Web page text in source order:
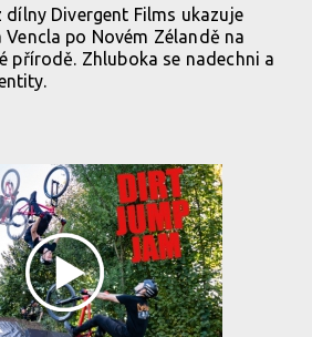
Divergent Films ukazuje
Vencla po Novém Zélandě na
přírodě. Zhluboka se nadechni a